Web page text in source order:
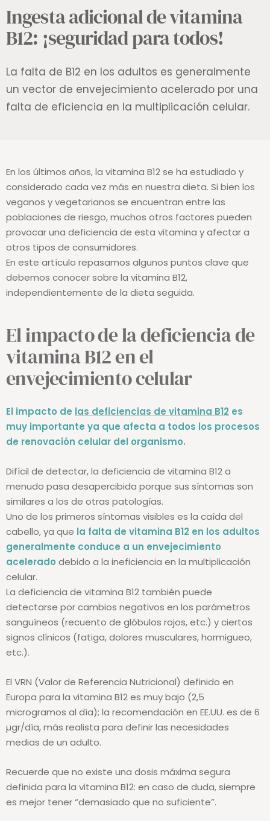
Ingesta adicional de vitamina
B12: ¡seguridad para todos!
La falta de B12 en los adultos es generalmente
un vector de envejecimiento acelerado por una
falta de eficiencia en la multiplicación celular.
En los últimos años, la vitamina B12 se ha estudiado y
considerado cada vez más en nuestra dieta. Si bien los
veganos y vegetarianos se encuentran entre las
poblaciones de riesgo, muchos otros factores pueden
provocar una deficiencia de esta vitamina y afectar a
otros tipos de consumidores.
En este artículo repasamos algunos puntos clave que
debemos conocer sobre la vitamina B12,
independientemente de la dieta seguida.
El impacto de la deficiencia de
vitamina B12 en el
envejecimiento celular
El impacto delas deficiencias de vitamina B12es
muy importante ya que afecta a todos los procesos
de renovación celular del organismo.
Difícil de detectar, la deficiencia de vitamina B12 a
menudo pasa desapercibida porque sus síntomas son
similares a los de otras patologías.
Uno de los primeros síntomas visibles es la caída del
cabello, ya que la falta de vitamina B12 en los adultos
generalmente conduce a un envejecimiento
acelerado
debido a la ineficiencia en la multiplicación
celular.
La deficiencia de vitamina B12 también puede
detectarse por cambios negativos en los parámetros
sanguíneos (recuento de glóbulos rojos, etc.) y ciertos
signos clínicos (fatiga, dolores musculares, hormigueo,
El VRN (Valor de Referencia Nutricional) definido en
Europa para la vitamina B12 es muy bajo (2,5
microgramos al día); la recomendación en EE.UU. es de 6
µgr/día, más realista para definir las necesidades
Recuerde que no existe una dosis máxima segura
definida para la vitamina B12: en caso de duda, siempre
es mejor tener “demasiado que no suficiente”.